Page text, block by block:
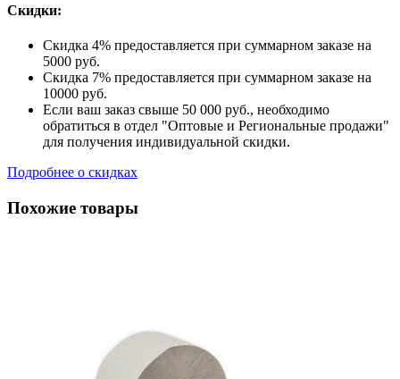
Скидки:
Скидка 4% предоставляется при суммарном заказе на
5000 руб.
Скидка 7% предоставляется при суммарном заказе на
10000 руб.
Если ваш заказ свыше 50 000 руб., необходимо
обратиться в отдел "Оптовые и Региональные продажи"
для получения индивидуальной скидки.
Подробнее о скидках
Похожие товары